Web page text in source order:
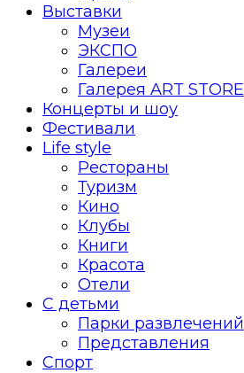
Выставки
Музеи
ЭКСПО
Галереи
Галерея ART STORE
Концерты и шоу
Фестивали
Life style
Рестораны
Туризм
Кино
Клубы
Книги
Красота
Отели
С детьми
Парки развлечений
Представления
Спорт